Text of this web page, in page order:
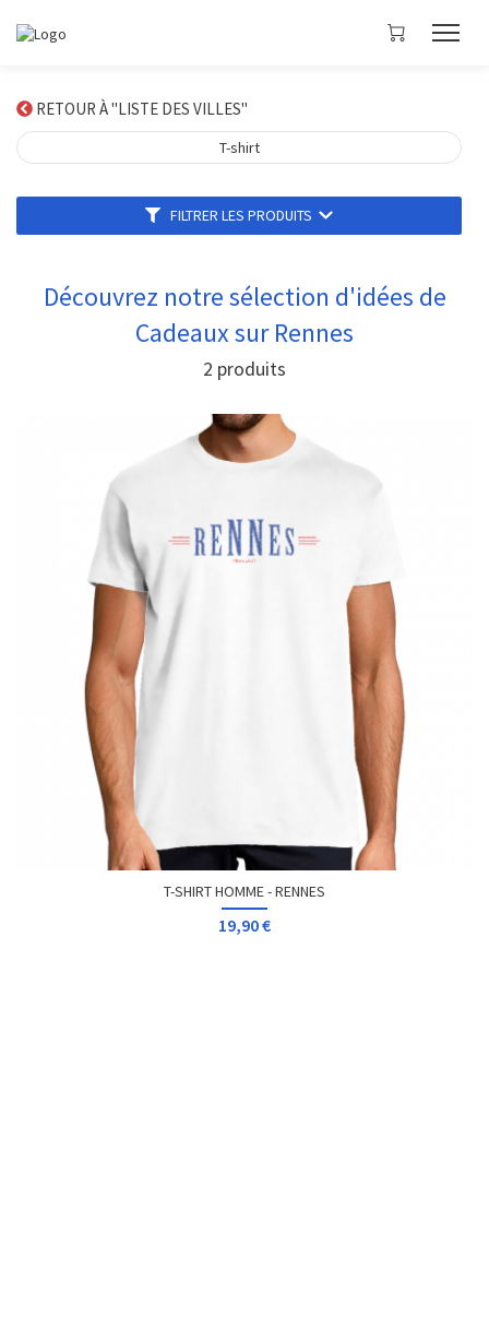
RETOUR À "LISTE DES VILLES"
T-shirt
FILTRER LES PRODUITS
Découvrez notre sélection d'idées de
Cadeaux sur Rennes
2 produits
T-SHIRT HOMME - RENNES
19,90 €